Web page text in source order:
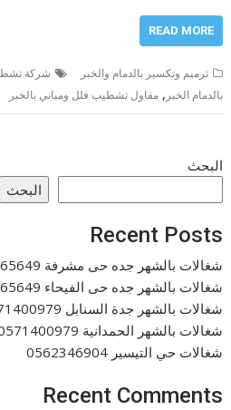
READ MORE
ترميم وتكسير بالدمام والخبر شركة
بالدمام الخبر ,مقاول تشطيب فلل ومباني بالخبر
البحث
البحث
Recent Posts
شغالات بالشهر جده حى مشرفة 0577265649
شغالات بالشهر جده حى الفيحاء 0577265649
شغالات بالشهر جدة السنابل 0571400979
شغالات بالشهر الحمدانية 0571400979
شغالات حي التيسير 0562346904
Recent Comments